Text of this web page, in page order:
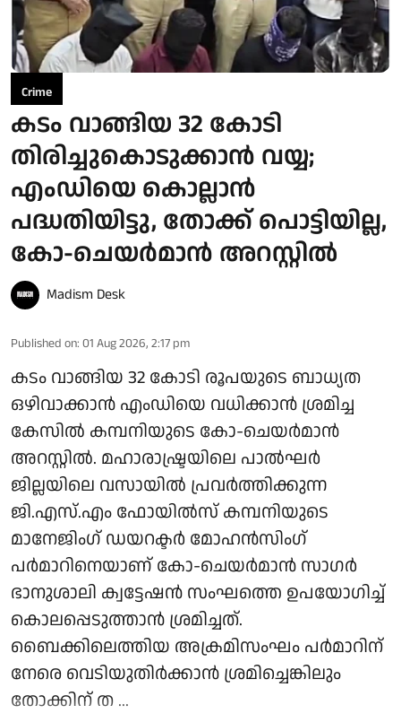
Crime
കടം വാങ്ങിയ 32 കോടി
തിരിച്ചുകൊടുക്കാന്‍ വയ്യ;
എംഡിയെ കൊല്ലാന്‍
പദ്ധതിയിട്ടു, തോക്ക് പൊട്ടിയില്ല,
കോ-ചെയർമാൻ അറസ്റ്റില്‍
Madism Desk
Published on: 01 Aug 2026, 2:17 pm
കടം വാങ്ങിയ 32 കോടി രൂപയുടെ ബാധ്യത
ഒഴിവാക്കാൻ എംഡിയെ വധിക്കാൻ ശ്രമിച്ച
കേസിൽ കമ്പനിയുടെ കോ-ചെയർമാൻ
അറസ്റ്റിൽ. മഹാരാഷ്ട്രയിലെ പാൽഘർ
ജില്ലയിലെ വസായിൽ പ്രവർത്തിക്കുന്ന
ജി.എസ്.എം ഫോയിൽസ് കമ്പനിയുടെ
മാനേജിംഗ് ഡയറക്ടർ മോഹൻസിംഗ്
പർമാറിനെയാണ് കോ-ചെയർമാൻ സാഗർ
ഭാനുശാലി ക്വട്ടേഷൻ സംഘത്തെ ഉപയോഗിച്ച്
കൊലപ്പെടുത്താൻ ശ്രമിച്ചത്.
ബൈക്കിലെത്തിയ അക്രമിസംഘം പർമാറിന്
നേരെ വെടിയുതിർക്കാൻ ശ്രമിച്ചെങ്കിലും
തോക്കിന് ത ...